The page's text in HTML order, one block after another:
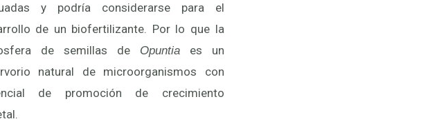
y podría considerarse para el
de un biofertilizante. Por lo que la
de semillas de
Opuntiaes un
natural de microorganismos con
de promoción de crecimiento